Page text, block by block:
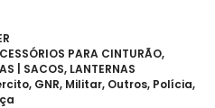
PARA CINTURÃO,
| SACOS, LANTERNAS
, GNR, Militar, Outros, Polícia,